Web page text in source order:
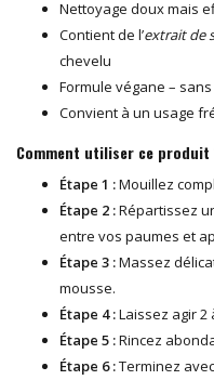
Nettoyage doux mais
Contient de l’extrait de
chevelu
Formule végane –
Convient à un usage
Comment utiliser ce produit
Étape 1 :Mouillez
Étape 2 :Répartissez
entre vos paumes et
Étape 3 :Massez
mousse.
Étape 4 :Laissez agir
Étape 5 :Rincez
Étape 6 :Terminez